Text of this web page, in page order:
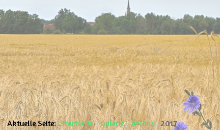
Aktuelle Seite:Startseite Galerie Archiv 2017